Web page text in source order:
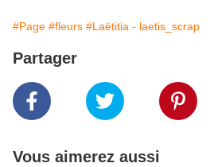
#Page #fleurs #Laëtitia - laetis_scrap
Partager
Vous aimerez aussi